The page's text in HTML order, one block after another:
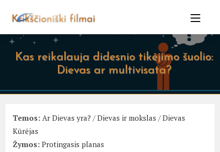
Kas reikalauja didesnio tikėjimo šuolio:
Dievas ar multivisata?
Temos: Ar Dievas yra? /Dievas ir mokslas /Dievas
Kūrėjas
Žymos: Protingasis planas